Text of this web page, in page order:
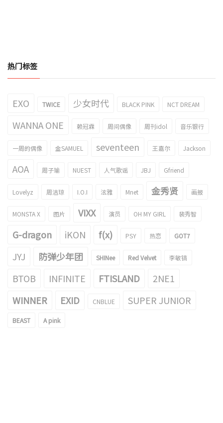
热门标签
EXO TWICE 少女时代 BLACK PINK NCT DREAM
WANNA ONE 赖冠霖 周间偶像 周刊idol 音乐银行
一周的偶像 金SAMUEL seventeen 王嘉尔 Jackson
AOA 周子瑜 NUEST 人气歌谣 JBJ Gfriend
Lovelyz 周洁琼 I.O.I 泫雅 Mnet 金秀贤 画报
MONSTA X 图片 VIXX 演员 OH MY GIRL 裴秀智
G-dragon iKON f(x) PSY 热恋 GOT7
JYJ 防弹少年团 SHINee Red Velvet 李敏镐
BTOB INFINITE FTISLAND
2NE1
WINNER
EXID CNBLUE SUPER JUNIOR
BEAST A pink